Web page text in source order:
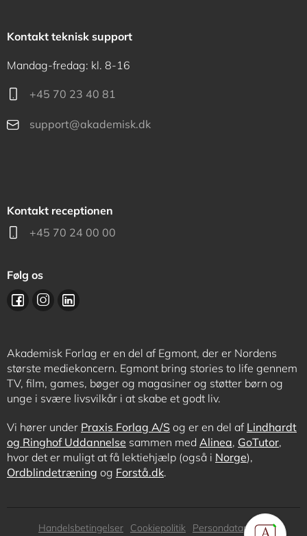
Kontakt teknisk support
Mandag-fredag: kl. 8-16
+45 70 23 40 81
support@akademisk.dk
Kontakt receptionen
+45 70 24 00 00
Følg os
Akademisk Forlag er en del af Egmont, der er Nordens
største mediekoncern. Egmont bring stories to life gennem
TV, film, games, bøger og magasiner og støtter børn og
unge i svære livsvilkår i at skabe et godt liv.
Vi hører under Praxis Forlag A/S og er en del af Lindhardt
og Ringhof Uddannelse sammen med Alinea, GoTutor,
hvor det er muligt at få lektiehjælp (også i Norge),
Ordblindetræning og Forstå.dk.
Subfooter
Handelsbetingelser Cookiepolitik Persondatapolitik